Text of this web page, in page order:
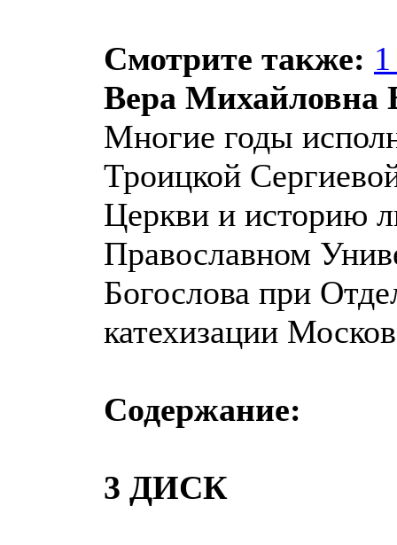
Смотрите также:
Вера Михайловна
Многие годы
Троицкой
Церкви и историю
Православном
Богослова при
катехизации
Содержание:
3 ДИСК